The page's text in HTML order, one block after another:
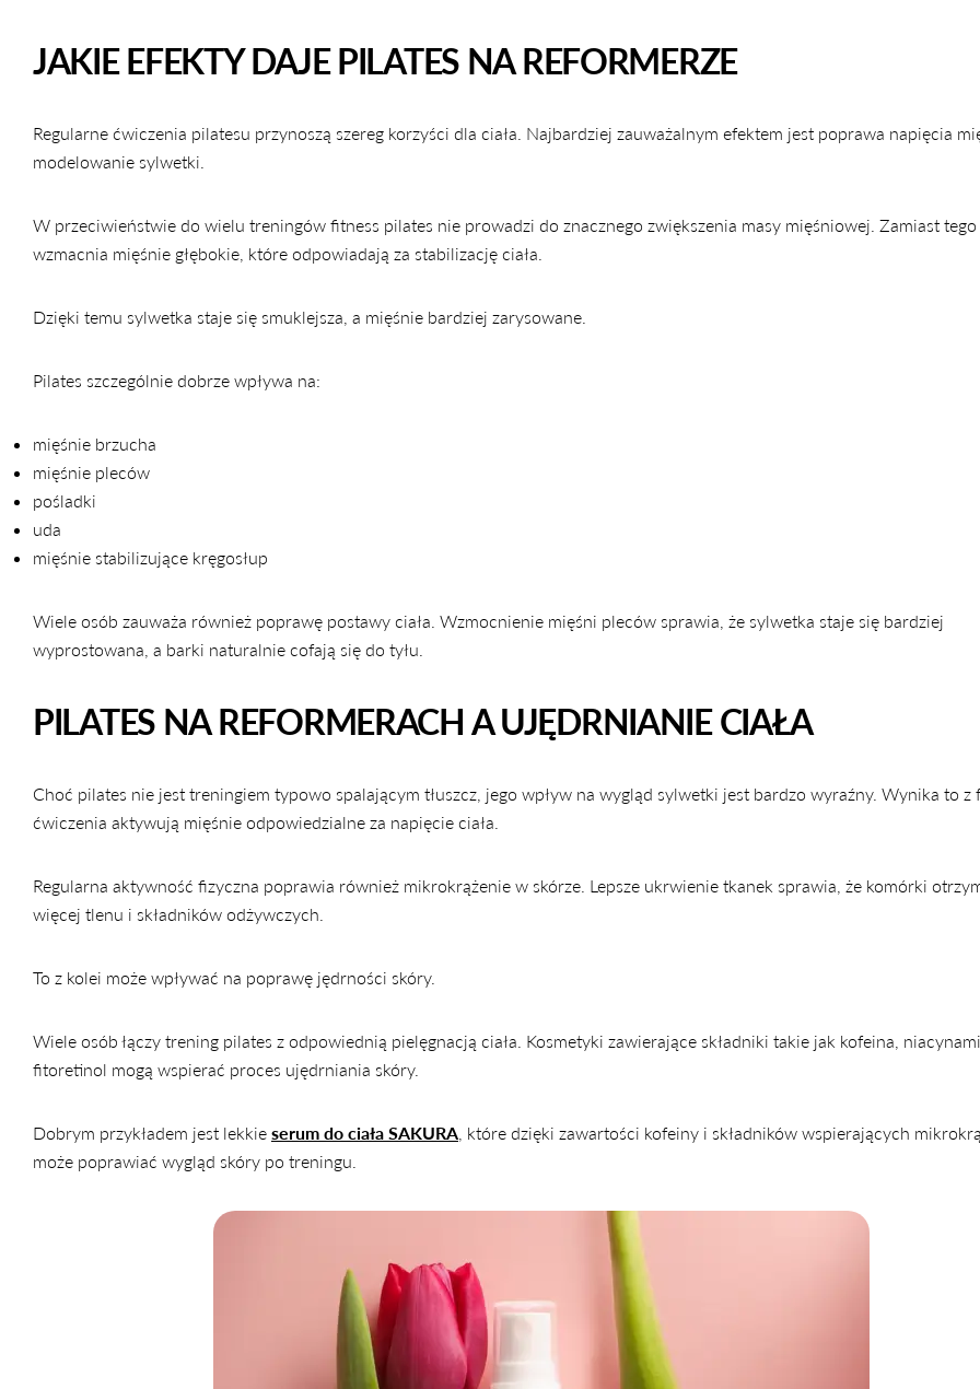
JAKIE EFEKTY DAJE PILATES NA REFORMERZE
Regularne ćwiczenia pilatesu przynoszą szereg korzyści dla ciała. Najbardziej zauważalnym efektem jest poprawa napięcia
modelowanie sylwetki.
W przeciwieństwie do wielu treningów fitness pilates nie prowadzi do znacznego zwiększenia masy mięśniowej. Zamiast tego
wzmacnia mięśnie głębokie, które odpowiadają za stabilizację ciała.
Dzięki temu sylwetka staje się smuklejsza, a mięśnie bardziej zarysowane.
Pilates szczególnie dobrze wpływa na:
mięśnie brzucha
mięśnie pleców
pośladki
uda
mięśnie stabilizujące kręgosłup
Wiele osób zauważa również poprawę postawy ciała. Wzmocnienie mięśni pleców sprawia, że sylwetka staje się bardziej
wyprostowana, a barki naturalnie cofają się do tyłu.
PILATES NA REFORMERACH A UJĘDRNIANIE CIAŁA
Choć pilates nie jest treningiem typowo spalającym tłuszcz, jego wpływ na wygląd sylwetki jest bardzo wyraźny. Wynika to z
ćwiczenia aktywują mięśnie odpowiedzialne za napięcie ciała.
Regularna aktywność fizyczna poprawia również mikrokrążenie w skórze. Lepsze ukrwienie tkanek sprawia, że komórki
więcej tlenu i składników odżywczych.
To z kolei może wpływać na poprawę jędrności skóry.
Wiele osób łączy trening pilates z odpowiednią pielęgnacją ciała. Kosmetyki zawierające składniki takie jak kofeina,
fitoretinol mogą wspierać proces ujędrniania skóry.
Dobrym przykładem jest lekkie serum do ciała SAKURA , które dzięki zawartości kofeiny i składników wspierających
może poprawiać wygląd skóry po treningu.